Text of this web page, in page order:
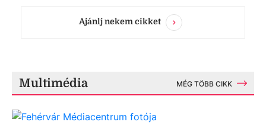
Ajánlj nekem cikket
Multimédia MÉG TÖBB CIKK